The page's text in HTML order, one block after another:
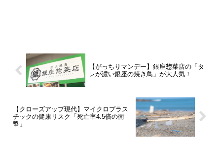
【がっちりマンデー】銀座惣菜店の「タ
レが濃い銀座の焼き鳥」が大人気！
【クローズアップ現代】マイクロプラス
チックの健康リスク「死亡率4.5倍の衝
撃」